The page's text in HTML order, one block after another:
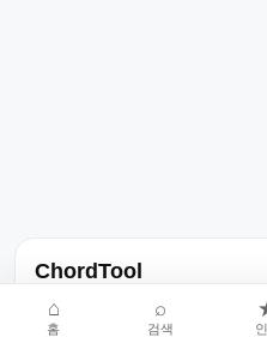
ChordTool
노래 가사, 곡 정보, 코드, 악보
서비스입니다.
⌂
홈
⌕
검색